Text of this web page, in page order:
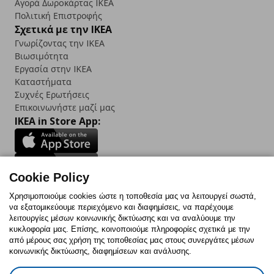
Αγορά Δωρoκάρτας IKEA
Πολιτική Επιστροφής
Σχετικά με την IKEA
Γνωρίζοντας την IKEA
Βιωσιμότητα
Εργασία στην IKEA
Καταστήματα
Συχνές Ερωτήσεις
Επικοινωνήστε μαζί μας
IKEA in Store App:
Follow us:
FacebookInstagram
TikTokYoutubePinterestTwitter
Cookie Policy
Χρησιμοποιούμε cookies ώστε η τοποθεσία μας να λειτουργεί σωστά,
να εξατομικεύουμε περιεχόμενο και διαφημίσεις, να παρέχουμε
λειτουργίες μέσων κοινωνικής δικτύωσης και να αναλύουμε την
κυκλοφορία μας. Επίσης, κοινοποιούμε πληροφορίες σχετικά με την
από μέρους σας χρήση της τοποθεσίας μας στους συνεργάτες μέσων
κοινωνικής δικτύωσης, διαφημίσεων και ανάλυσης.